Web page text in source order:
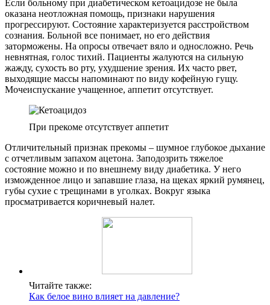
Если больному при диабетическом кетоацидозе не была
оказана неотложная помощь, признаки нарушения
прогрессируют. Состояние характеризуется расстройством
сознания. Больной все понимает, но его действия
заторможены. На опросы отвечает вяло и односложно. Речь
невнятная, голос тихий. Пациенты жалуются на сильную
жажду, сухость во рту, ухудшение зрения. Их часто рвет,
выходящие массы напоминают по виду кофейную гущу.
Мочеиспускание учащенное, аппетит отсутствует.
При прекоме отсутствует аппетит
Отличительный признак прекомы – шумное глубокое дыхание
с отчетливым запахом ацетона. Заподозрить тяжелое
состояние можно и по внешнему виду диабетика. У него
изможденное лицо и запавшие глаза, на щеках яркий румянец,
губы сухие с трещинами в уголках. Вокруг языка
просматривается коричневый налет.
Читайте также:
Как белое вино влияет на давление?